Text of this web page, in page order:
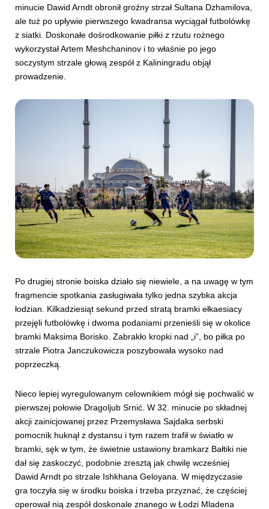
minucie Dawid Arndt obronił groźny strzał Sultana Dzhamilova,
ale tuż po upływie pierwszego kwadransa wyciągał futbolówkę
z siatki. Doskonałe dośrodkowanie piłki z rzutu rożnego
wykorzystał Artem Meshchaninov i to właśnie po jego
soczystym strzale głową zespół z Kaliningradu objął
prowadzenie.
Po drugiej stronie boiska działo się niewiele, a na uwagę w tym
fragmencie spotkania zasługiwała tylko jedna szybka akcja
łodzian. Kilkadziesiąt sekund przed stratą bramki ełkaesiacy
przejęli futbolówkę i dwoma podaniami przenieśli się w okolice
bramki Maksima Borisko. Zabrakło kropki nad „i”, bo piłka po
strzale Piotra Janczukowicza poszybowała wysoko nad
poprzeczką.
Nieco lepiej wyregulowanym celownikiem mógł się pochwalić w
pierwszej połowie Dragoljub Srnić. W 32. minucie po składnej
akcji zainicjowanej przez Przemysława Sajdaka serbski
pomocnik huknął z dystansu i tym razem trafił w światło w
bramki, sęk w tym, że świetnie ustawiony bramkarz Bałtiki nie
dał się zaskoczyć, podobnie zresztą jak chwilę wcześniej
Dawid Arndt po strzale Ishkhana Geloyana. W międzyczasie
gra toczyła się w środku boiska i trzeba przyznać, że częściej
operował nią zespół doskonale znanego w Łodzi Mladena